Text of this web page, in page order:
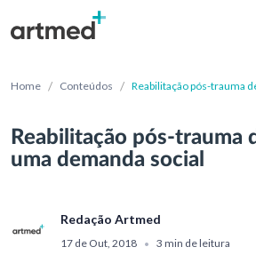
Home / Conteúdos / Reabilitação pós-trauma
Reabilitação pós-trauma
uma demanda social
Redação Artmed
17 de Out, 2018 • 3 min de leitura